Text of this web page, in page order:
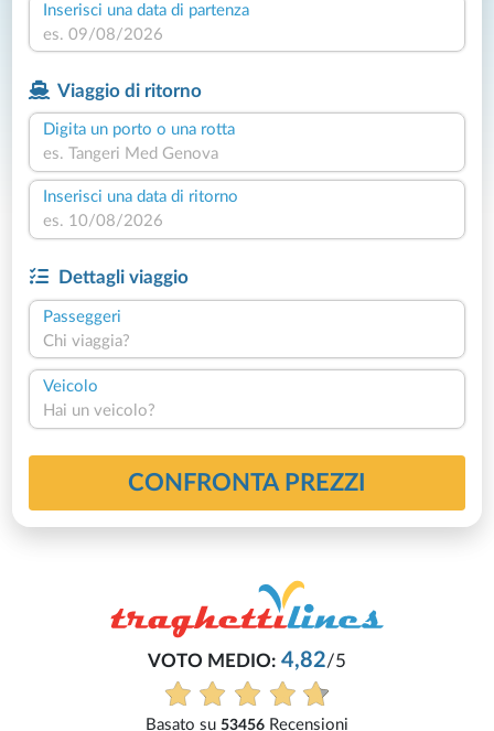
Inserisci una data di partenza
Viaggio di ritorno
Digita un porto o una rotta
Inserisci una data di ritorno
Dettagli viaggio
Passeggeri
Chi viaggia?
Veicolo
Hai un veicolo?
CONFRONTA PREZZI